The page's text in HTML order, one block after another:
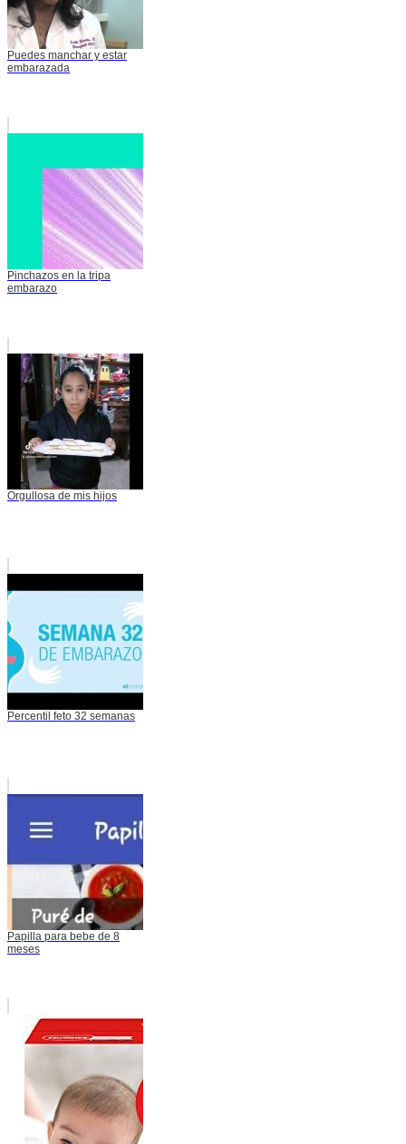
Puedes manchar y estar
embarazada
Pinchazos en la tripa
embarazo
Orgullosa de mis hijos
Percentil feto 32 semanas
Papilla para bebe de 8
meses